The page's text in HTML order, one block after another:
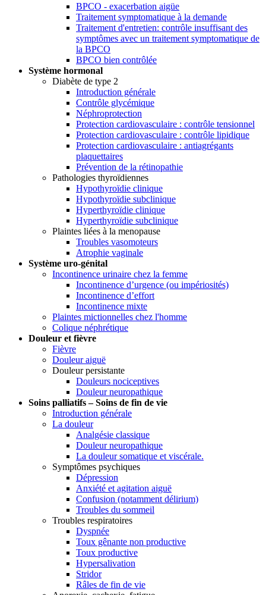
BPCO - exacerbation aigüe
Traitement symptomatique à la demande
Traitement d'entretien: contrôle insuffisant des
symptômes avec un traitement symptomatique de
la BPCO
BPCO bien contrôlée
Système hormonal
Diabète de type 2
Introduction générale
Contrôle glycémique
Néphroprotection
Protection cardiovasculaire : contrôle tensionnel
Protection cardiovasculaire : contrôle lipidique
Protection cardiovasculaire : antiagrégants
plaquettaires
Prévention de la rétinopathie
Pathologies thyroïdiennes
Hypothyroïdie clinique
Hypothyroïdie subclinique
Hyperthyroïdie clinique
Hyperthyroïdie subclinique
Plaintes liées à la menopause
Troubles vasomoteurs
Atrophie vaginale
Système uro-génital
Incontinence urinaire chez la femme
Incontinence d’urgence (ou impériosités)
Incontinence d’effort
Incontinence mixte
Plaintes mictionnelles chez l'homme
Colique néphrétique
Douleur et fièvre
Fièvre
Douleur aiguë
Douleur persistante
Douleurs nociceptives
Douleur neuropathique
Soins palliatifs – Soins de fin de vie
Introduction générale
La douleur
Analgésie classique
Douleur neuropathique
La douleur somatique et viscérale.
Symptômes psychiques
Dépression
Anxiété et agitation aiguë
Confusion (notamment délirium)
Troubles du sommeil
Troubles respiratoires
Dyspnée
Toux gênante non productive
Toux productive
Hypersalivation
Stridor
Râles de fin de vie